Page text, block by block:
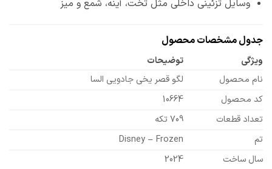
وسایل تزئینی داخلی مثل تخت، آینه، شمع و میز
جدول مشخصات محصول
ویژگی
توضیحات
نام محصول
لگو قصر یخی جادویی السا
کد محصول
10664
تعداد قطعات
709 تکه
Disney – Frozen
سال ساخت
2024